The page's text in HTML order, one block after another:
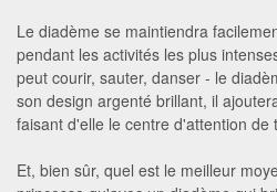
Le diadème se maintiendra
pendant les activités les plus
peut courir, sauter, danser - le
son design argenté brillant, il
faisant d'elle le centre d'attention de
Et, bien sûr, quel est le meilleur